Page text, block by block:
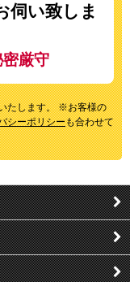
伺い致しま
厳守
たします。 ※お客様の
シーポリシーも合わせて